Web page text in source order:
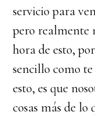
servicio para
pero realmente
hora de esto,
sencillo como
esto, es que
cosas más de lo